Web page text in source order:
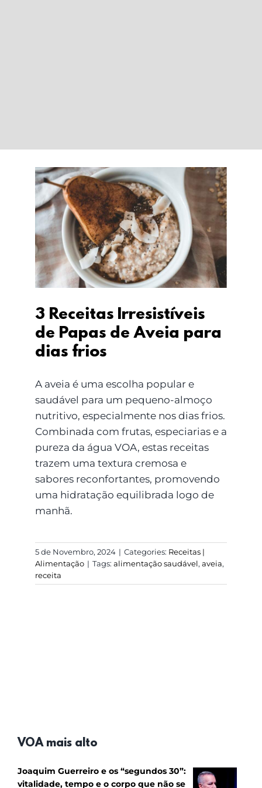
3 Receitas Irresistíveis
de Papas de Aveia
para dias frios
3 Receitas Irresistíveis
de Papas de Aveia para
dias frios
A aveia é uma escolha popular e
saudável para um pequeno-almoço
nutritivo, especialmente nos dias frios.
Combinada com frutas, especiarias e a
pureza da água VOA, estas receitas
trazem uma textura cremosa e
sabores reconfortantes, promovendo
uma hidratação equilibrada logo de
manhã.
5 de Novembro, 2024 | Categories: Receitas |
Alimentação | Tags: alimentação saudável, aveia,
receita
VOA mais alto
Joaquim Guerreiro e os “segundos 30”:
vitalidade, tempo e o corpo que não se